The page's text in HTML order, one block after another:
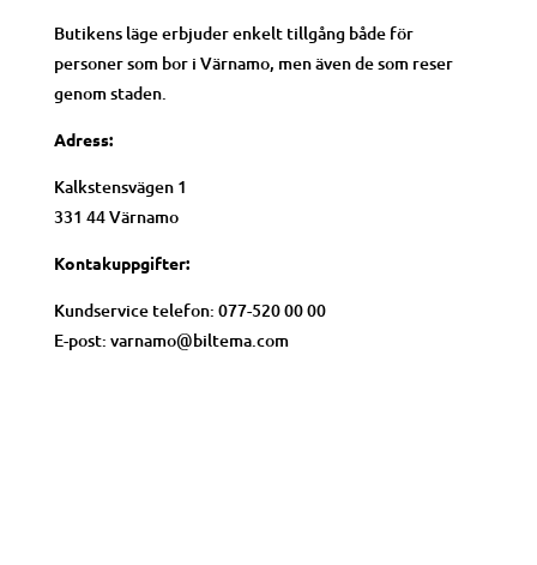
Butikens läge erbjuder enkelt tillgång både för
personer som bor i Värnamo, men även de som reser
genom staden.
Adress:
Kalkstensvägen 1
331 44 Värnamo
Kontakuppgifter:
Kundservice telefon: 077-520 00 00
E-post: varnamo@biltema.com